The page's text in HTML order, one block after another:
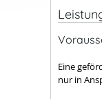
Eine
nur in